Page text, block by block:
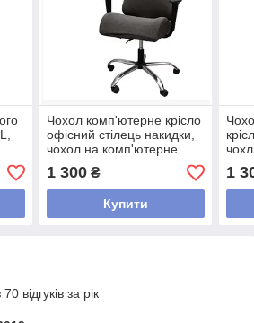
Чохол комп'ютерне крісло
офісний стілець накидки,
чохол на комп'ютерне
крісло Сірий 55*70 см
1 300₴
Купити
1
відгуків за рік